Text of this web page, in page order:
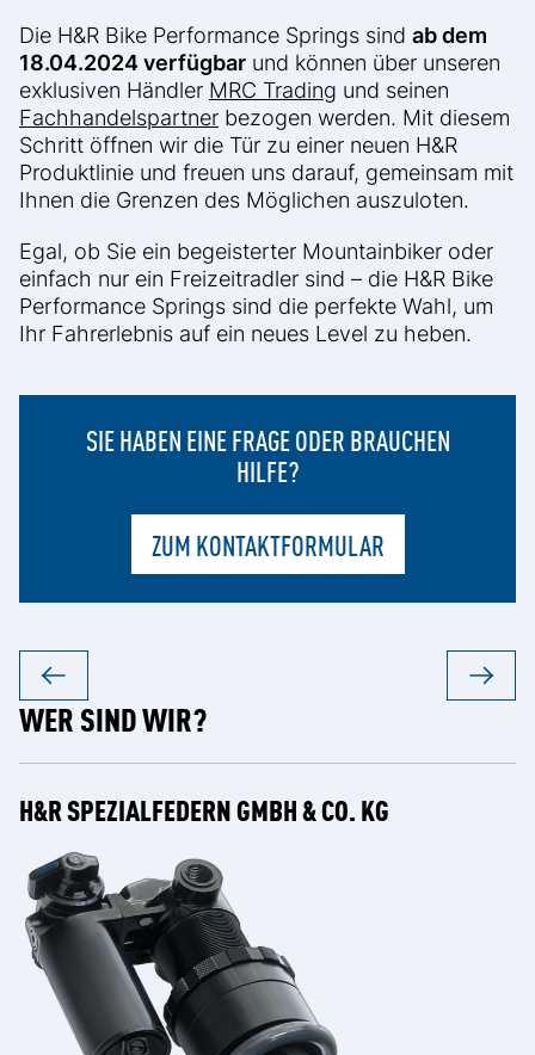
Die H&R Bike Performance Springs sind ab dem
18.04.2024 verfügbar und können über unseren
exklusiven Händler MRC Trading und seinen
Fachhandelspartner bezogen werden. Mit diesem
Schritt öffnen wir die Tür zu einer neuen H&R
Produktlinie und freuen uns darauf, gemeinsam mit
Ihnen die Grenzen des Möglichen auszuloten.
Egal, ob Sie ein begeisterter Mountainbiker oder
einfach nur ein Freizeitradler sind – die H&R Bike
Performance Springs sind die perfekte Wahl, um
Ihr Fahrerlebnis auf ein neues Level zu heben.
SIE HABEN EINE FRAGE ODER BRAUCHEN
HILFE?
ZUM KONTAKTFORMULAR
WER SIND WIR?
H&R SPEZIALFEDERN GMBH & CO. KG